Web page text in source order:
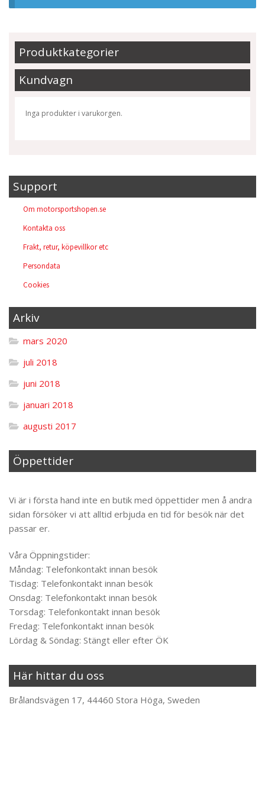
Produktkategorier
Kundvagn
Inga produkter i varukorgen.
Support
Om motorsportshopen.se
Kontakta oss
Frakt, retur, köpevillkor etc
Persondata
Cookies
Arkiv
mars 2020
juli 2018
juni 2018
januari 2018
augusti 2017
Öppettider
Vi är i första hand inte en butik med öppettider men å andra
sidan försöker vi att alltid erbjuda en tid för besök när det
passar er.
Våra Öppningstider:
Måndag: Telefonkontakt innan besök
Tisdag: Telefonkontakt innan besök
Onsdag: Telefonkontakt innan besök
Torsdag: Telefonkontakt innan besök
Fredag: Telefonkontakt innan besök
Lördag & Söndag: Stängt eller efter ÖK
Här hittar du oss
Brålandsvägen 17, 44460 Stora Höga, Sweden